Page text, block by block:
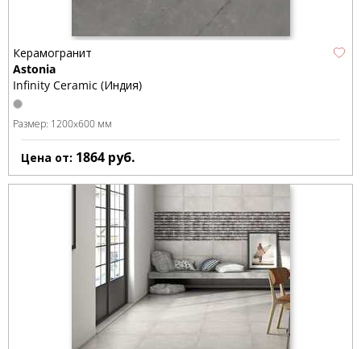
Керамогранит
Astonia
Infinity Ceramic (Индия)
Размер: 1200x600 мм
Цена от: 1864 руб.